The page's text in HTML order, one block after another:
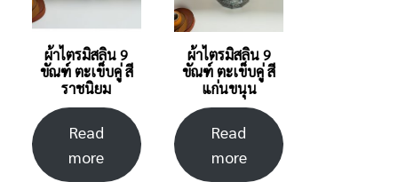
ผ้าไตรมิสลิน 9
ขัณฑ์ ตะเข็บคู่ สี
ราชนิยม
Read
more
ผ้าไตรมิสลิน 9
ขัณฑ์ ตะเข็บคู่ สี
แก่นขนุน
Read
more